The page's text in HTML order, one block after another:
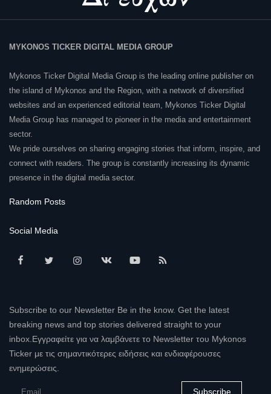
MYKONOS TICKER DIGITAL MEDIA GROUP
Mykonos Ticker Digital Media Group is the leading online publisher on
the island of Mykonos and the Region, with a network of diversified
websites and an experienced editorial team, Mykonos Ticker Digital
Media Group has managed to pioneer in the media and entertainment
sector.
We pride ourselves on sharing engaging stories that inform, inspire, and
connect with readers. The group is constantly increasing its dynamic
presence in the digital media sector.
Random Posts
Social Media
Subscribe to our Newsletter Be in the know. Get the latest
breaking news and top stories delivered straight to your
inbox.Εγγραφείτε για να λαμβάνετε το Newsletter του Mykonos
Ticker με τις σημαντικότερες ειδήσεις και ενδιαφέρουσες
ενημερώσεις.
Subscribe